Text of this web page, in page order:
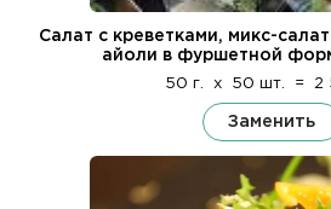
Салат с креветками, микс-
айоли в фуршетной
50 г. x 50 шт. = 2
Заменить